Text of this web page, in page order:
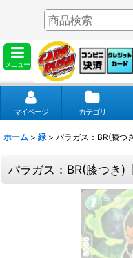
メニュー
マイページ カテゴリ
ホーム > 緑 > パラガス：BR(膝つ
パラガス：BR(膝つき